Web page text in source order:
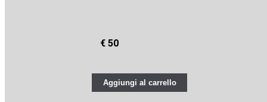
€ 50
Aggiungi al carrello